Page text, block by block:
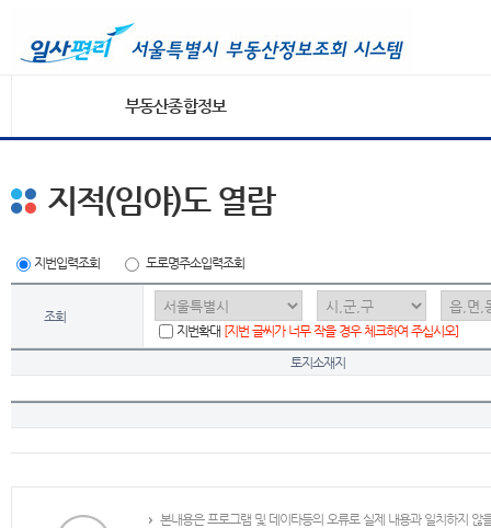
부동산종합정보
지적(임야)도 열람
지번입력조회 도로명주소입력조회
조회
지번확대 [지번 글씨가 너무 작을 경우 체크하여 주십시오]
토지소재지
본내용은 프로그램 및 데이타등의 오류로 실제 내용과 일치하지